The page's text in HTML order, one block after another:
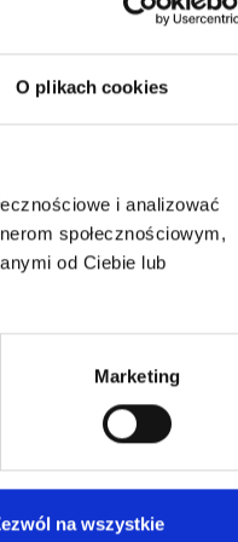
O plikach cookies
i analizować
społecznościowym,
od Ciebie lub
Marketing
na wszystkie
Formularz
kontaktowy
email (wymagane)
Treść wiadomości